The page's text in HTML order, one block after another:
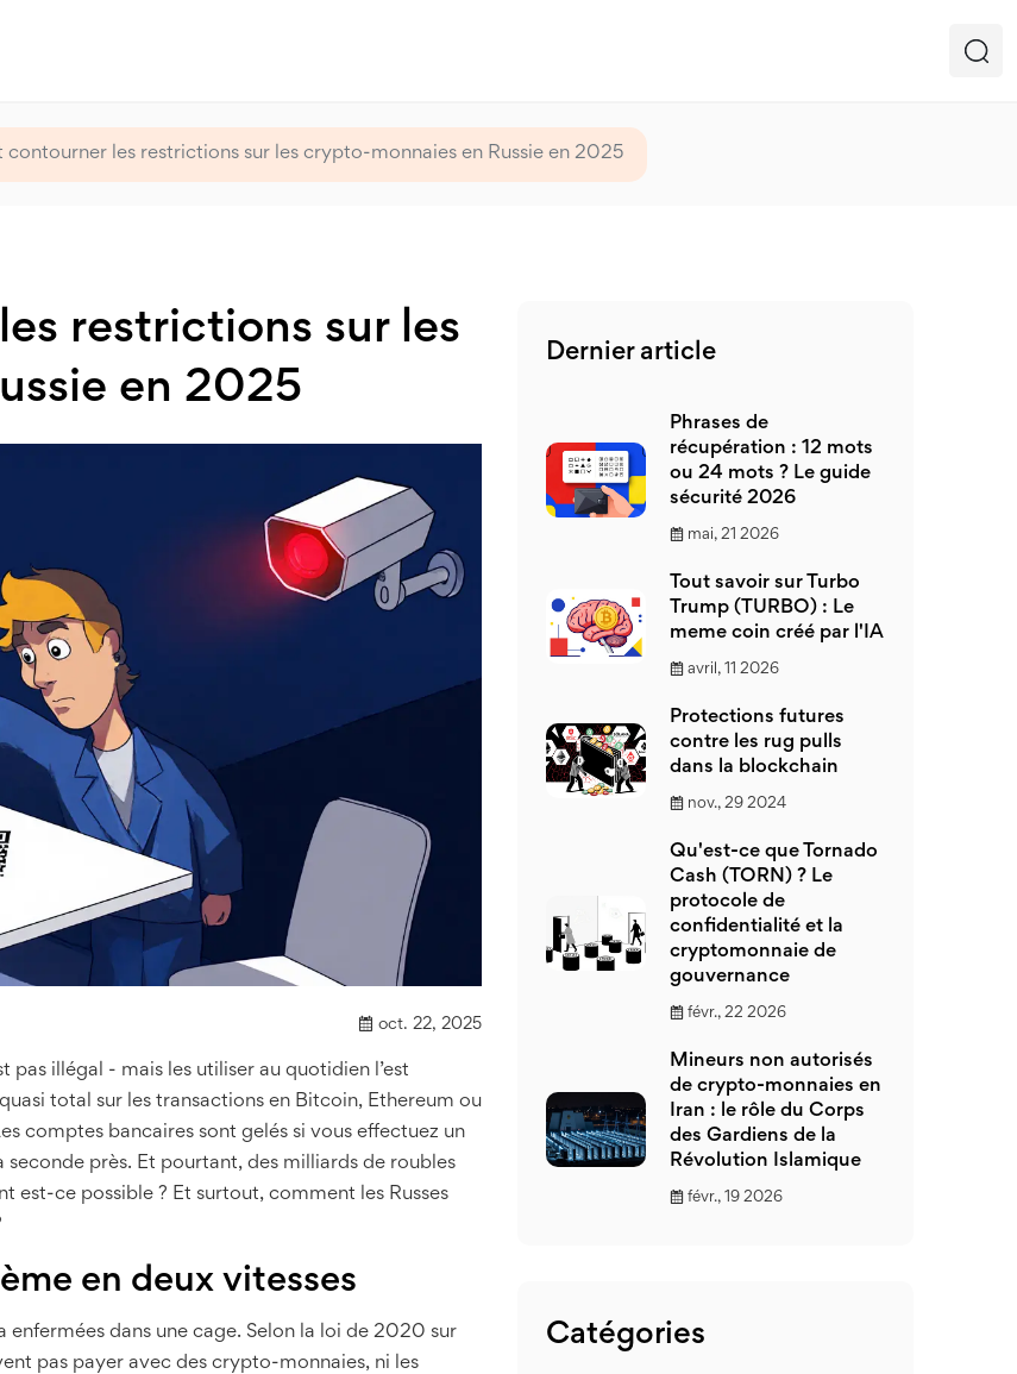
contourner les restrictions sur les crypto-monnaies en Russie en 2025
restrictions sur les
en 2025
oct. 22, 2025
pas illégal - mais les utiliser au quotidien l’est
total sur les transactions en Bitcoin, Ethereum ou
comptes bancaires sont gelés si vous effectuez un
seconde près. Et pourtant, des milliards de roubles
est-ce possible ? Et surtout, comment les Russes
en deux vitesses
enfermées dans une cage. Selon la loi de 2020 sur
pas payer avec des crypto-monnaies, ni les
Dernier article
Phrases de
récupération : 12 mots
ou 24 mots ? Le guide
sécurité 2026
mai, 21 2026
Tout savoir sur Turbo
Trump (TURBO) : Le
meme coin créé par l'IA
avril, 11 2026
Protections futures
contre les rug pulls
dans la blockchain
nov., 29 2024
Qu'est-ce que Tornado
Cash (TORN) ? Le
protocole de
confidentialité et la
cryptomonnaie de
gouvernance
févr., 22 2026
Mineurs non autorisés
de crypto-monnaies en
Iran : le rôle du Corps
des Gardiens de la
Révolution Islamique
févr., 19 2026
Catégories